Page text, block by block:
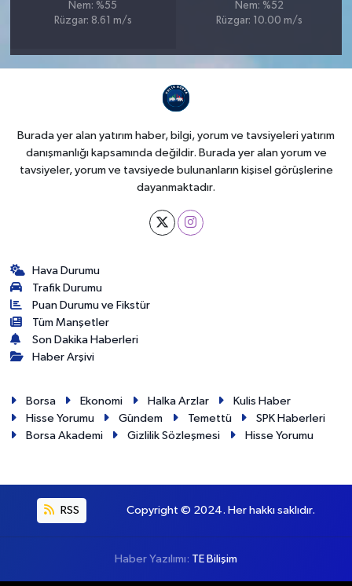
Nem: %55
Rüzgar: 8.61 m/s
Nem: %52
Rüzgar: 10.00 m/s
Burada yer alan yatırım haber, bilgi, yorum ve tavsiyeleri yatırım
danışmanlığı kapsamında değildir. Burada yer alan yorum ve
tavsiyeler, yorum ve tavsiyede bulunanların kişisel görüşlerine
dayanmaktadır.
Hava Durumu
Trafik Durumu
Puan Durumu ve Fikstür
Tüm Manşetler
Son Dakika Haberleri
Haber Arşivi
Borsa Ekonomi Halka Arzlar
Kulis Haber
Hisse Yorumu
Gündem Temettü
SPK Haberleri
Borsa Akademi
Gizlilik Sözleşmesi Hisse Yorumu
RSS Copyright © 2024. Her hakkı saklıdır.
Haber Yazılımı: TE Bilişim